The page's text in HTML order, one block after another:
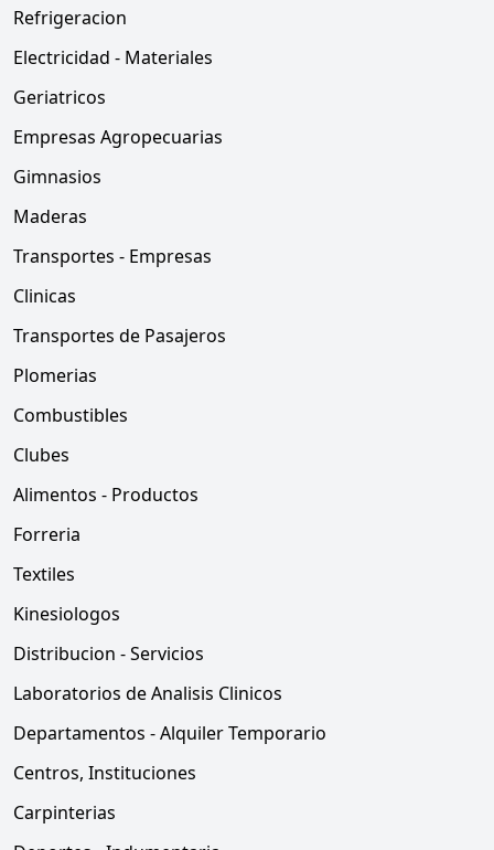
Refrigeracion
Electricidad - Materiales
Geriatricos
Empresas Agropecuarias
Gimnasios
Maderas
Transportes - Empresas
Clinicas
Transportes de Pasajeros
Plomerias
Combustibles
Clubes
Alimentos - Productos
Forreria
Textiles
Kinesiologos
Distribucion - Servicios
Laboratorios de Analisis Clinicos
Departamentos - Alquiler Temporario
Centros, Instituciones
Carpinterias